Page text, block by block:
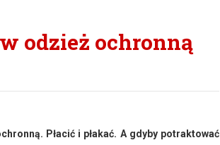
odzież ochronną
Płacić i płakać. A gdyby potraktować